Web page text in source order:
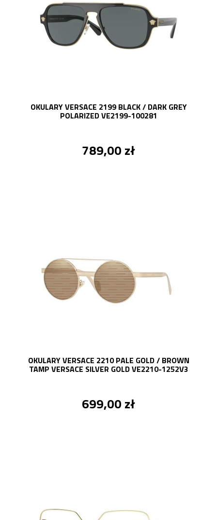
OKULARY VERSACE 2199 BLACK / DARK GREY
POLARIZED VE2199-100281
789,00 zł
OKULARY VERSACE 2210 PALE GOLD / BROWN
TAMP VERSACE SILVER GOLD VE2210-1252V3
699,00 zł